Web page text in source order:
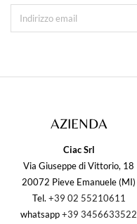
AZIENDA
Ciac Srl
Via Giuseppe di Vittorio, 18
20072 Pieve Emanuele (MI)
Tel. +39 02 55210611
whatsapp+39 3456633522